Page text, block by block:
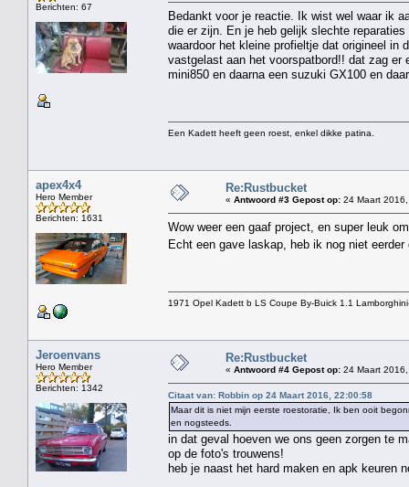
Berichten: 67
Bedankt voor je reactie. Ik wist wel waar ik
die er zijn. En je heb gelijk slechte
waardoor het kleine profieltje dat origineel in
vastgelast aan het voorspatbord!! dat zag
mini850 en daarna een suzuki GX100 en
Een Kadett heeft geen roest, enkel dikke patina.
apex4x4
Hero Member
Berichten: 1631
Re:Rustbucket
« Antwoord #3 Gepost op: 24 Maart
Wow weer een gaaf project, en super leuk
Echt een gave laskap, heb ik nog niet
1971 Opel Kadett b LS Coupe By-Buick 1.1
Jeroenvans
Hero Member
Berichten: 1342
Re:Rustbucket
« Antwoord #4 Gepost op: 24 Maart
Citaat van: Robbin op 24 Maart 2016, 22:00:58
Maar dit is niet mijn eerste roestoratie, Ik ben ooit
en nogsteeds.
in dat geval hoeven we ons geen zorgen te
op de foto's trouwens!
heb je naast het hard maken en apk keuren